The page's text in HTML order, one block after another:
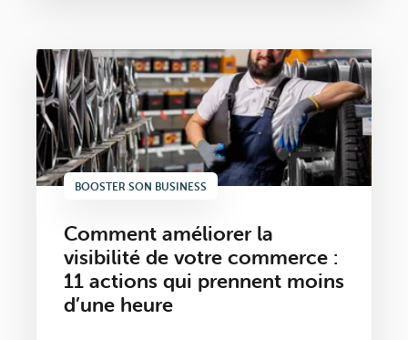
BOOSTER SON BUSINESS
Comment améliorer la
visibilité de votre commerce :
11 actions qui prennent moins
d’une heure